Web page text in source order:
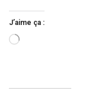
J’aime ça :
Chargement…